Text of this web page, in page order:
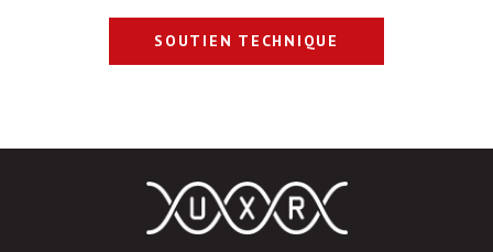
SOUTIEN TECHNIQUE